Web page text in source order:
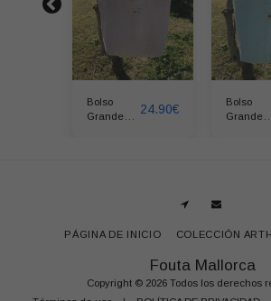
Bolso
Grande
24.90€
Bolso
Grande
Fouta Mallorca
Copyright © 2026 Todos los derechos
PÁGINA DE INICIO COLECCIÓN